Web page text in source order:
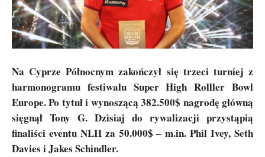
Na Cyprze Północnym zakończył się trzeci turniej z
harmonogramu festiwalu Super High Rolller Bowl
Europe. Po tytuł i wynoszącą 382.500$ nagrodę główną
sięgnął Tony G. Dzisiaj do rywalizacji przystąpią
finaliści eventu NLH za 50.000$ – m.in. Phil Ivey, Seth
Davies i Jakes Schindler.